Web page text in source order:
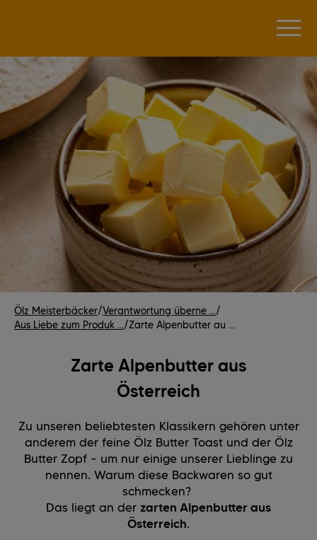
Ölz Meisterbäcker/Verantwortung überne .../
Aus Liebe zum Produk .../Zarte Alpenbutter au ...
Zarte Alpenbutter aus
Österreich
Zu unseren beliebtesten Klassikern gehören unter
anderem der feine Ölz Butter Toast und der Ölz
Butter Zopf – um nur einige unserer Lieblinge zu
nennen. Warum diese Backwaren so gut
schmecken?
Das liegt an der zarten Alpenbutter aus
Österreich.